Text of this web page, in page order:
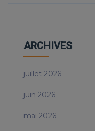
ARCHIVES
juillet 2026
juin 2026
mai 2026